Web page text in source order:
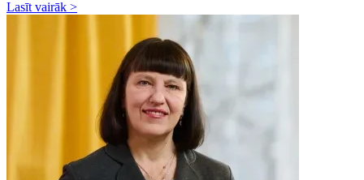
Lasīt vairāk >